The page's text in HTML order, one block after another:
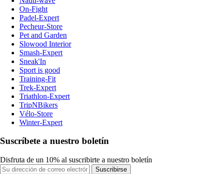
On-Fight
Padel-Expert
Pecheur-Store
Pet and Garden
Slowood Interior
Smash-Expert
Sneak'In
Sport is good
Training-Fit
Trek-Expert
Triathlon-Expert
TripNBikers
Vélo-Store
Winter-Expert
Suscríbete a nuestro boletín
Disfruta de un 10% al suscribirte a nuestro boletín
Suscribirse